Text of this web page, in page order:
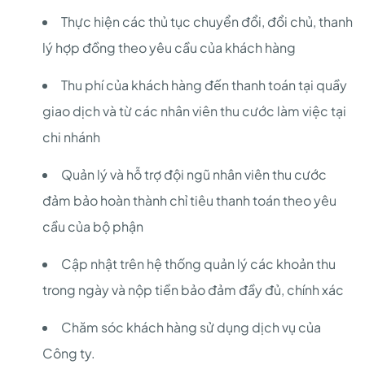
Thực hiện các thủ tục chuyển đổi, đổi chủ, thanh
lý hợp đồng theo yêu cầu của khách hàng
Thu phí của khách hàng đến thanh toán tại quầy
giao dịch và từ các nhân viên thu cước làm việc tại
chi nhánh
Quản lý và hỗ trợ đội ngũ nhân viên thu cước
đảm bảo hoàn thành chỉ tiêu thanh toán theo yêu
cầu của bộ phận
Cập nhật trên hệ thống quản lý các khoản thu
trong ngày và nộp tiền bảo đảm đầy đủ, chính xác
Chăm sóc khách hàng sử dụng dịch vụ của
Công ty.